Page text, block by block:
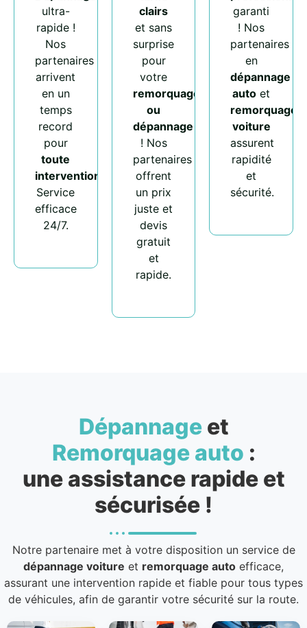
ultra-
rapide !
Nos
partenaires
arrivent
en un
temps
record
pour
toute
intervention
Service
efficace
24/7.
clairs
et sans
surprise
pour
votre
remorquage
ou
dépannage
! Nos
partenaires
offrent
un prix
juste et
devis
gratuit
et
rapide.
garanti
! Nos
partenaires
en
dépannage
auto et
remorquage
voiture
assurent
rapidité
et
sécurité.
Dépannageet
Remorquage auto :
une assistance rapide et
sécurisée !
Notre partenaire met à votre disposition un service de
dépannage voiture et remorquage auto efficace,
assurant une intervention rapide et fiable pour tous types
de véhicules, afin de garantir votre sécurité sur la route.